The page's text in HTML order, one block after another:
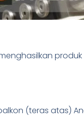
(teras atas)